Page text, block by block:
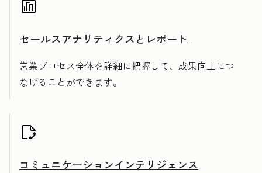
セールスアナリティクスとレポート
営業プロセス全体を詳細に把握して、成果向上につ
なげることができます。
コミュニケーションインテリジェンス